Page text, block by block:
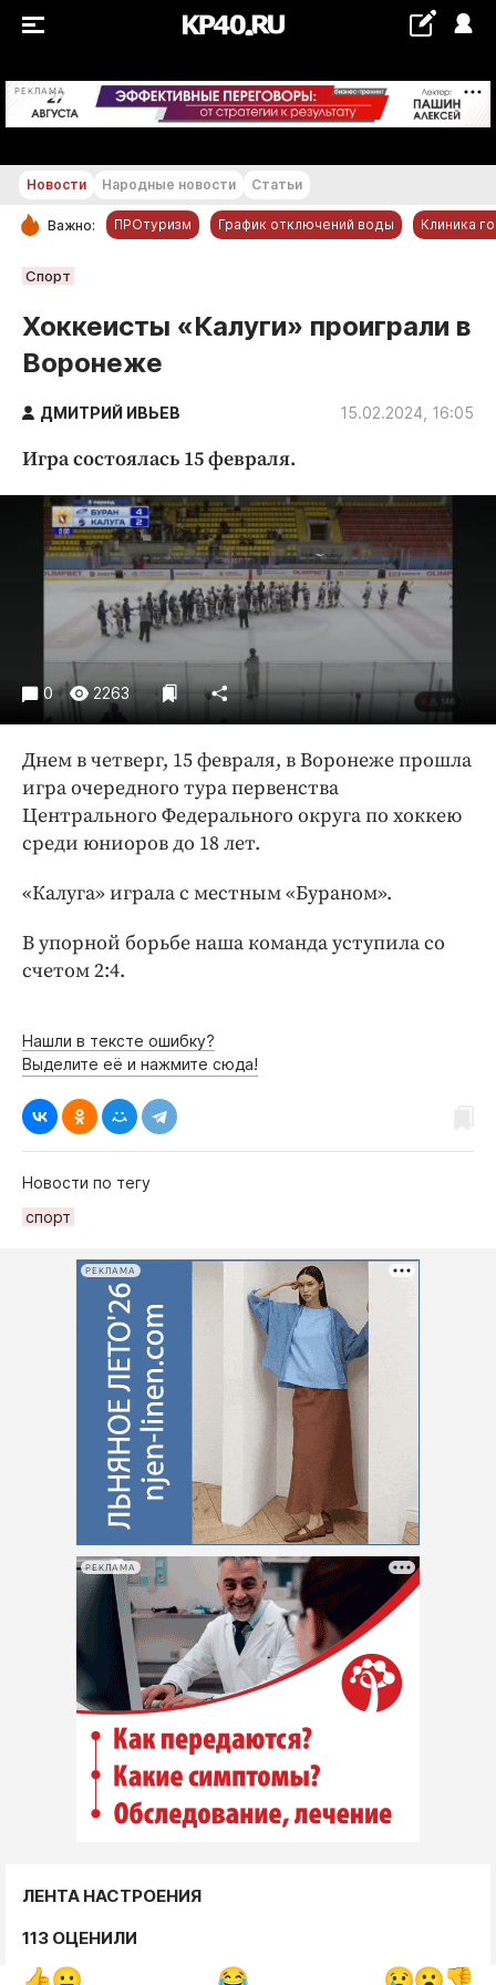
РЕКЛАМА +19...+20 °С
РУБРИКИ
Статьи
Народные новости
Благоустройство
Криминал
Культура
Недвижимость и ЖКХ
Образование
Общество
Погода
Праздники
Экономика и бизнес
ПРОЕКТЫ
Блоги
Издания
Медиаперсона
Клиника года
Бренд года
Работодатель года
Новости Народные новости Статьи
Важно: ПРОтуризм График отключений воды Клиника
Спорт
Хоккеисты «Калуги» проиграли в
Воронеже
ДМИТРИЙ ИВЬЕВ 15.02.2024, 16:05
Игра состоялась 15 февраля.
0 2263
Днем в четверг, 15 февраля, в Воронеже прошла
игра очередного тура первенства
Центрального Федерального округа по хоккею
среди юниоров до 18 лет.
«Калуга» играла с местным «Бураном».
В упорной борьбе наша команда уступила со
счетом 2:4.
Нашли в тексте ошибку?
Выделите её и нажмите сюда!
Новости по тегу
спорт
РЕКЛАМА
РЕКЛАМА
ЛЕНТА НАСТРОЕНИЯ
113 ОЦЕНИЛИ